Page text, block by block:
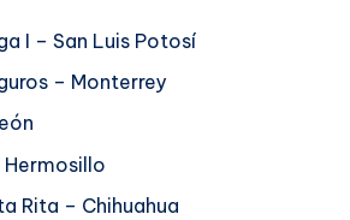
I – San Luis Potosí
– Monterrey
Rita – Chihuahua